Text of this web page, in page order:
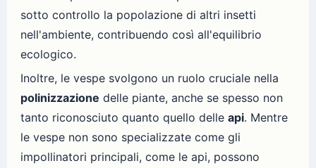
sotto controllo la popolazione di altri insetti
nell'ambiente, contribuendo così all'equilibrio
ecologico.
Inoltre, le vespe svolgono un ruolo cruciale nella
polinizzazione delle piante, anche se spesso non
tanto riconosciuto quanto quello delle api. Mentre
le vespe non sono specializzate come gli
impollinatori principali, come le api, possono